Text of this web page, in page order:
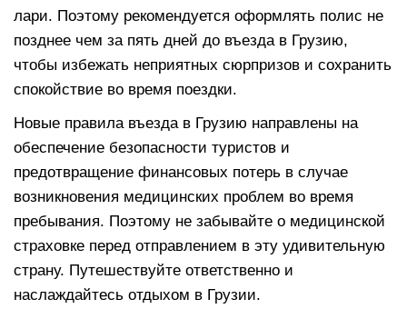
лари. Поэтому рекомендуется оформлять полис не
позднее чем за пять дней до въезда в Грузию,
чтобы избежать неприятных сюрпризов и сохранить
спокойствие во время поездки.
Новые правила въезда в Грузию направлены на
обеспечение безопасности туристов и
предотвращение финансовых потерь в случае
возникновения медицинских проблем во время
пребывания. Поэтому не забывайте о медицинской
страховке перед отправлением в эту удивительную
страну. Путешествуйте ответственно и
наслаждайтесь отдыхом в Грузии.